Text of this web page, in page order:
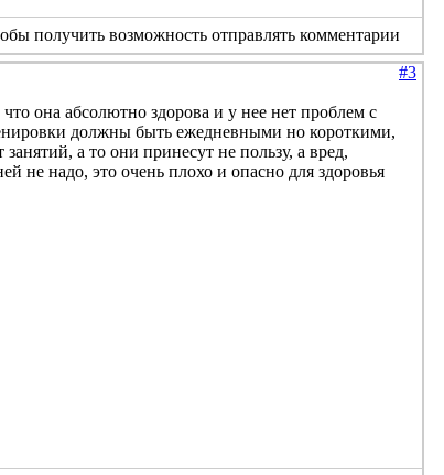
получить возможность отправлять комментарии
#3
она абсолютно здорова и у нее нет проблем с
должны быть ежедневными но короткими,
а то они принесут не пользу, а вред,
не надо, это очень плохо и опасно для здоровья